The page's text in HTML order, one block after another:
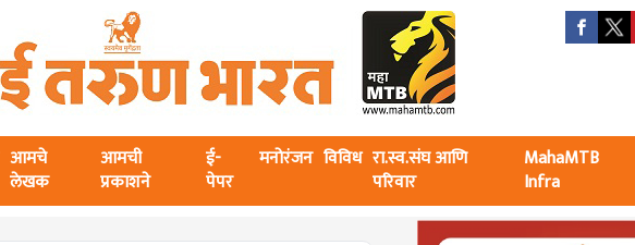
आमचे
लेखक
आमची
प्रकाशने
ई-
पेपर
मनोरंजन विविध रा.स्व.संघ आणि
परिवार
MahaMTB
Infra